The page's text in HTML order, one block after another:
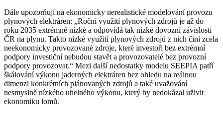
Dále upozorňují na ekonomicky nerealistické modelování provozu
plynových elektráren: „Roční využití plynových zdrojů je až do
roku 2035 extrémně nízké a odpovídá tak nízké dovozní závislosti
ČR na plynu. Takto nízké využití plynových zdrojů z nich činí zcela
neekonomicky provozované zdroje, které investoři bez extrémní
podpory investiční nebudou stavět a provozovatelé bez provozní
podpory provozovat.“ Mezi další nedostatky modelu SEEPIA patří
škálování výkonu jaderných elektráren bez ohledu na reálnou
dimenzi konkrétních plánovaných zdrojů a také uvažování
nesmyslně nízkého uhelného výkonu, který by nedokázal uživit
ekonomiku lomů.